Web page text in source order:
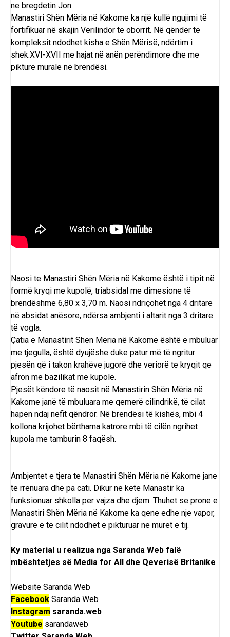
ne bregdetin Jon.
Manastiri Shën Mëria në Kakome ka një kullë ngujimi të
fortifikuar në skajin Verilindor të oborrit. Në qëndër të
kompleksit ndodhet kisha e Shën Mërisë, ndërtim i
shek.XVI-XVII me hajat në anën perëndimore dhe me
pikturë murale në brëndësi.
Naosi te Manastiri Shën Mëria në Kakome është i tipit në
formë kryqi me kupolë, triabsidal me dimesione të
brendëshme 6,80 x 3,70 m. Naosi ndriçohet nga 4 dritare
në absidat anësore, ndërsa ambjenti i altarit nga 3 dritare
të vogla.
Çatia e Manastirit Shën Mëria në Kakome është e mbuluar
me tjegulla, është dyujëshe duke patur më të ngritur
pjesën që i takon krahëve jugorë dhe veriorë te kryqit qe
afron me bazilikat me kupolë.
Pjesët këndore të naosit në Manastirin Shën Mëria në
Kakome janë të mbuluara me qemerë cilindrikë, të cilat
hapen ndaj nefit qëndror. Në brendësi të kishës, mbi 4
kollona krijohet bërthama katrore mbi të cilën ngrihet
kupola me tamburin 8 faqësh.
Ambjentet e tjera te Manastiri Shën Mëria në Kakome jane
te rrenuara dhe pa cati. Dikur ne kete Manastir ka
funksionuar shkolla per vajza dhe djem. Thuhet se prone e
Manastiri Shën Mëria në Kakome ka qene edhe nje vapor,
gravure e te cilit ndodhet e pikturuar ne muret e tij.
Ky material u realizua nga Saranda Web falë
mbështetjes së Media for All dhe Qeverisë Britanike
Website Saranda Web
Facebook Saranda Web
Instagram saranda.web
Youtube sarandaweb